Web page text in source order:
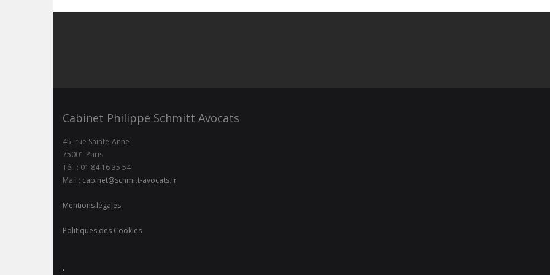
Cabinet Philippe Schmitt Avocats
45, rue Sainte-Anne
75001 Paris
Tél. : 01 84 16 35 54
Mail : cabinet@schmitt-avocats.fr
Mentions légales
Politiques des Cookies
.